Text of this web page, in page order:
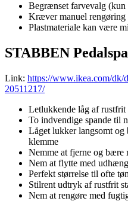
Begrænset farvevalg
Kræver manuel
Plastmateriale kan være
STABBEN
Link: https://www.ikea.com/dk/
20511217/
Letlukkende låg af rustfrit
To indvendige spande til
Låget lukker langsomt
klemme
Nemme at fjerne og bære
Nem at flytte med
Perfekt størrelse til ofte
Stilrent udtryk af rustfrit
Nem at rengøre med